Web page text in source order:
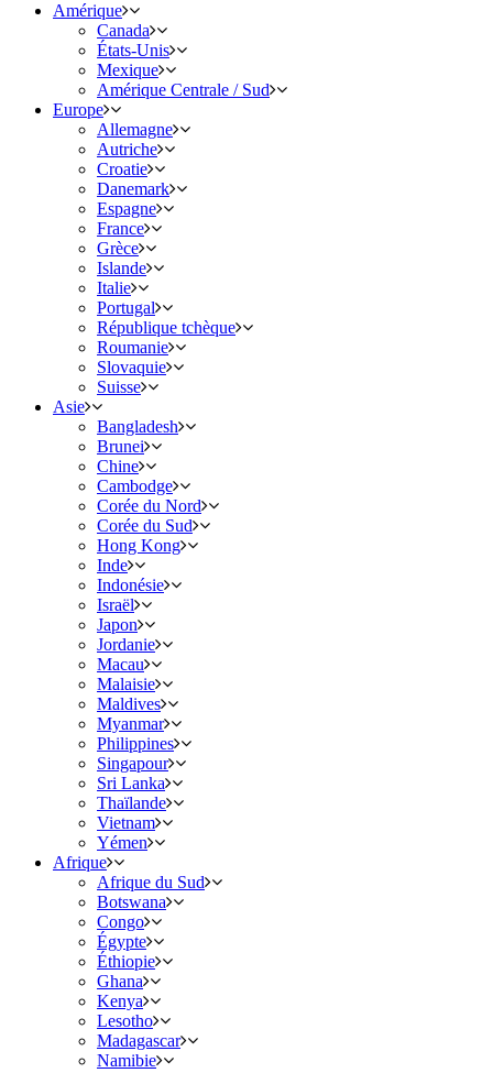
Amérique
Canada
États-Unis
Mexique
Amérique Centrale / Sud
Europe
Allemagne
Autriche
Croatie
Danemark
Espagne
France
Grèce
Islande
Italie
Portugal
République tchèque
Roumanie
Slovaquie
Suisse
Asie
Bangladesh
Brunei
Chine
Cambodge
Corée du Nord
Corée du Sud
Hong Kong
Inde
Indonésie
Israël
Japon
Jordanie
Macau
Malaisie
Maldives
Myanmar
Philippines
Singapour
Sri Lanka
Thaïlande
Vietnam
Yémen
Afrique
Afrique du Sud
Botswana
Congo
Égypte
Éthiopie
Ghana
Kenya
Lesotho
Madagascar
Namibie